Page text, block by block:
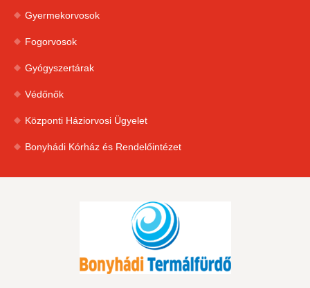
Gyermekorvosok
Fogorvosok
Gyógyszertárak
Védőnők
Központi Háziorvosi Ügyelet
Bonyhádi Kórház és Rendelőintézet